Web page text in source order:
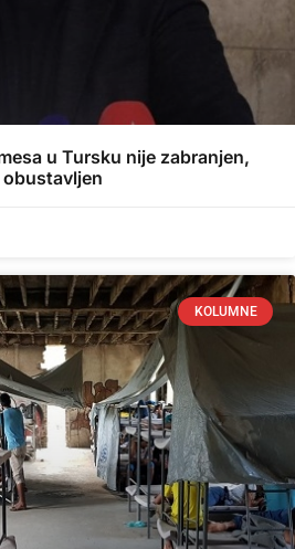
u Tursku nije zabranjen,
KOLUMNE